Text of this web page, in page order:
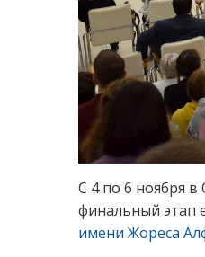
С 4 по 6 ноября в
финальный этап
имени Жореса